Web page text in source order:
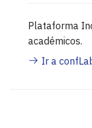
Plataforma
académicos.
Ir a